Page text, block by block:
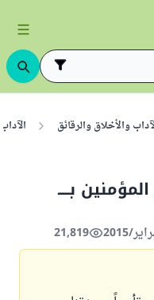
والأخلاق والرقائق الآداب
بـــــ
21,819